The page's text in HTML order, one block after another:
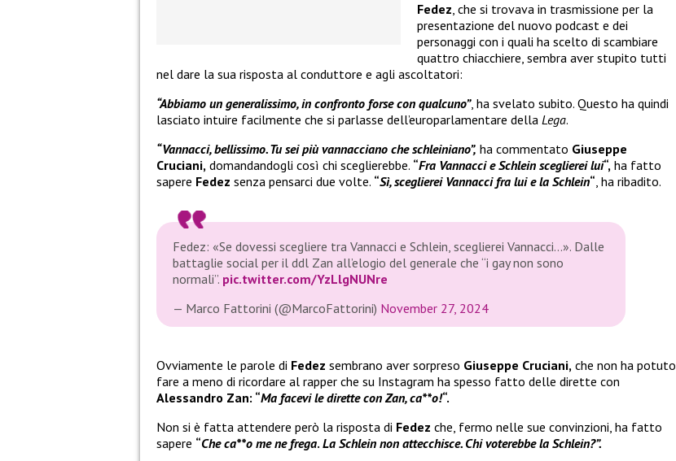
Fedez, che si trovava in trasmissione per la
presentazione del nuovo podcast e dei
personaggi con i quali ha scelto di scambiare
quattro chiacchiere, sembra aver stupito tutti
nel dare la sua risposta al conduttore e agli ascoltatori:
“Abbiamo un generalissimo, in confronto forse con qualcuno”, ha svelato subito. Questo ha quindi
lasciato intuire facilmente che si parlasse dell’europarlamentare della Lega.
“Vannacci, bellissimo. Tu sei più vannacciano che schleiniano”, ha commentato Giuseppe
Cruciani, domandandogli così chi sceglierebbe. “Fra Vannacci e Schlein sceglierei lui“, ha fatto
sapere Fedez senza pensarci due volte. “Sì, sceglierei Vannacci fra lui e la Schlein“, ha ribadito.
Fedez: «Se dovessi scegliere tra Vannacci e Schlein, sceglierei Vannacci…». Dalle
battaglie social per il ddl Zan all’elogio del generale che “i gay non sono
normali”. pic.twitter.com/YzLlgNUNre
— Marco Fattorini (@MarcoFattorini) November 27, 2024
Ovviamente le parole di Fedez sembrano aver sorpreso Giuseppe Cruciani, che non ha potuto
fare a meno di ricordare al rapper che su Instagram ha spesso fatto delle dirette con
Alessandro Zan: “Ma facevi le dirette con Zan, ca**o!“.
Non si è fatta attendere però la risposta di Fedez che, fermo nelle sue convinzioni, ha fatto
sapere “Che ca**o me ne frega. La Schlein non attecchisce. Chi voterebbe la Schlein?”.